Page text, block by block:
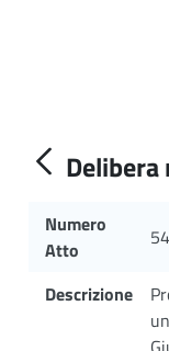
Numero
Atto
Descrizione